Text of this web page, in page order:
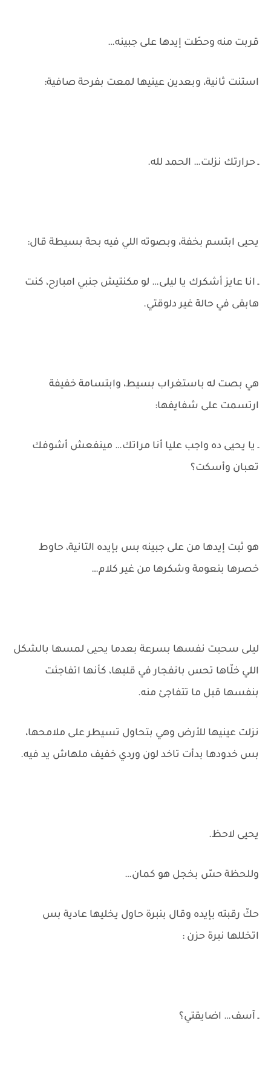
قربت منه وحطّت إيدها على جبينه…
استنت ثانية، وبعدين عينيها لمعت بفرحة صافية:
ـ حرارتك نزلت… الحمد لله.
يحيى ابتسم بخفة، وبصوته اللي فيه بحة بسيطة قال:
ـ انا عايز أشكرك يا ليلى… لو مكنتيش جنبي امبارح، كنت
هابقى في حالة غير دلوقتي.
هي بصت له باستغراب بسيط، وابتسامة خفيفة
ارتسمت على شفايفها:
ـ يا يحيى ده واجب عليا أنا مراتك… مينفعش أشوفك
تعبان وأسكت؟
هو ثبت إيدها من على جبينه بس بإيده التانية، حاوط
خصرها بنعومة وشكرها من غير كلام…
ليلى سحبت نفسها بسرعة بعدما يحيى لمسها بالشكل
اللي خلّاها تحس بانفجار في قلبها، كأنها اتفاجئت
بنفسها قبل ما تتفاجئ منه.
نزلت عينيها للأرض وهي بتحاول تسيطر على ملامحها،
بس خدودها بدأت تاخد لون وردي خفيف ملهاش يد فيه.
يحيى لاحظ.
وللحظة حسّ بخجل هو كمان…
حكّ رقبته بإيده وقال بنبرة حاول يخليها عادية بس
اتخللها نبرة حزن :
ـ آسف… اضايقتي؟